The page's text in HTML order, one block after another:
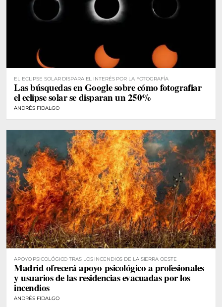
EL ECLIPSE SOLAR DISPARA EL INTERÉS POR LA FOTOGRAFÍA
Las búsquedas en Google sobre cómo fotografiar
el eclipse solar se disparan un 250%
ANDRÉS FIDALGO
APOYO PSICOLÓGICO TRAS LOS INCENDIOS DE LA SIERRA OESTE
Madrid ofrecerá apoyo psicológico a profesionales
y usuarios de las residencias evacuadas por los
incendios
ANDRÉS FIDALGO